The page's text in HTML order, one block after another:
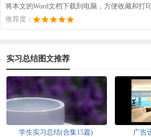
将本文的Word文档下载到电脑，方便收藏和打
推荐度：
实习总结图文推荐
学生实习总结(合集15篇) 广告